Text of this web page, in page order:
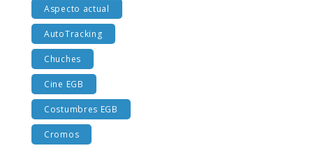
Aspecto actual
AutoTracking
Chuches
Cine EGB
Costumbres EGB
Cromos